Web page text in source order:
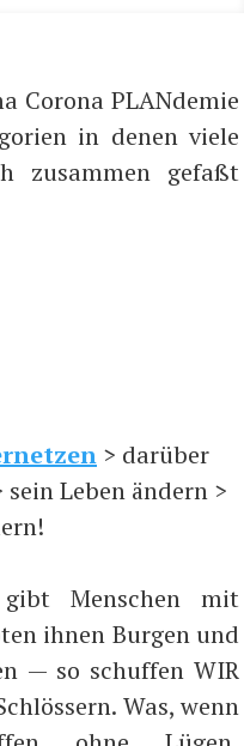
Corona PLANdemie
in denen viele
zusammen gefaßt
> darüber
Leben ändern >
Menschen mit
ihnen Burgen und
— so schuffen WIR
Was, wenn